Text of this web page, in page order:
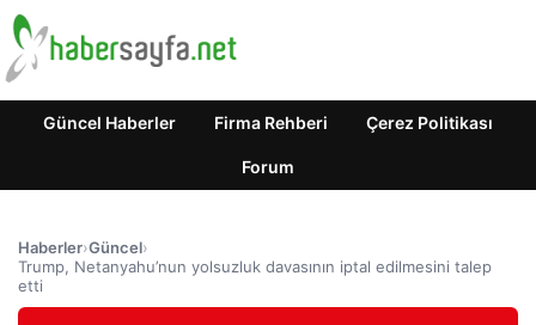
Güncel Haberler Firma Rehberi Çerez Politikası
Forum
Haberler›Güncel›
Trump, Netanyahu’nun yolsuzluk davasının iptal edilmesini talep
etti